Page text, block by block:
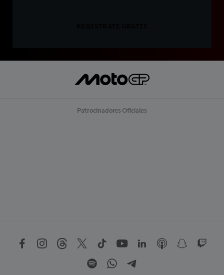
Patrocinadores Oficiales